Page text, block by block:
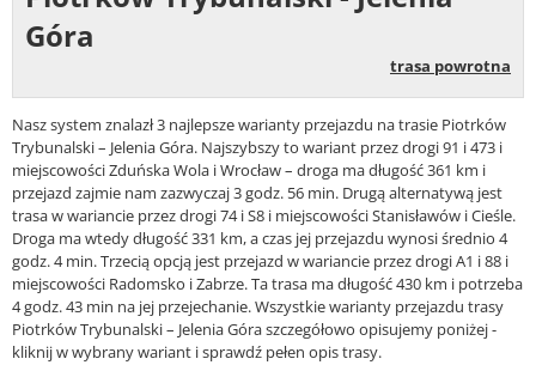
Góra
trasa powrotna
Nasz system znalazł 3 najlepsze warianty przejazdu na trasie Piotrków
Trybunalski – Jelenia Góra. Najszybszy to wariant przez drogi 91 i 473 i
miejscowości Zduńska Wola i Wrocław – droga ma długość 361 km i
przejazd zajmie nam zazwyczaj 3 godz. 56 min. Drugą alternatywą jest
trasa w wariancie przez drogi 74 i S8 i miejscowości Stanisławów i Cieśle.
Droga ma wtedy długość 331 km, a czas jej przejazdu wynosi średnio 4
godz. 4 min. Trzecią opcją jest przejazd w wariancie przez drogi A1 i 88 i
miejscowości Radomsko i Zabrze. Ta trasa ma długość 430 km i potrzeba
4 godz. 43 min na jej przejechanie. Wszystkie warianty przejazdu trasy
Piotrków Trybunalski – Jelenia Góra szczegółowo opisujemy poniżej -
kliknij w wybrany wariant i sprawdź pełen opis trasy.